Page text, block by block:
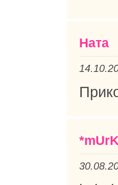
Ната